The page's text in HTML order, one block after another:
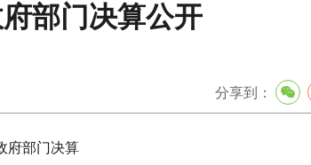
部门决算公开
分享到：
府部门决算